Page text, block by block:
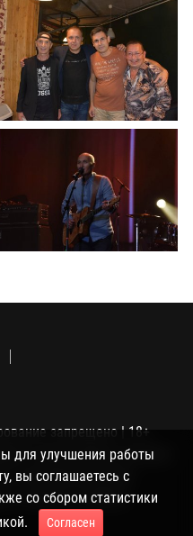
запрещено | 18+
ваше полное согласие
пользовательским
а также со сбором
для улучшения работы
вы соглашаетесь с
со сбором статистики
Согласен